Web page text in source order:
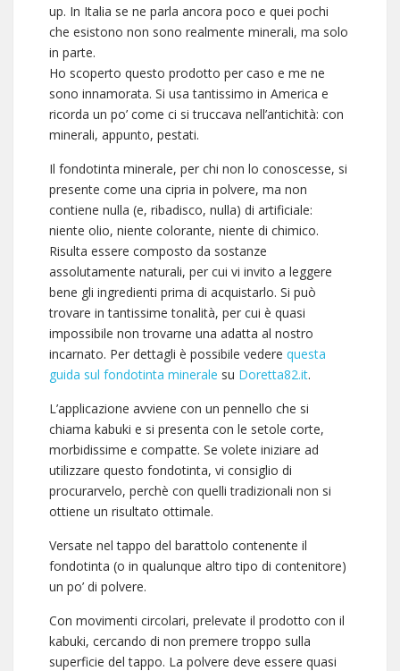
up. In Italia se ne parla ancora poco e quei pochi
che esistono non sono realmente minerali, ma solo
in parte.
Ho scoperto questo prodotto per caso e me ne
sono innamorata. Si usa tantissimo in America e
ricorda un po’ come ci si truccava nell’antichità: con
minerali, appunto, pestati.
Il fondotinta minerale, per chi non lo conoscesse, si
presente come una cipria in polvere, ma non
contiene nulla (e, ribadisco, nulla) di artificiale:
niente olio, niente colorante, niente di chimico.
Risulta essere composto da sostanze
assolutamente naturali, per cui vi invito a leggere
bene gli ingredienti prima di acquistarlo. Si può
trovare in tantissime tonalità, per cui è quasi
impossibile non trovarne una adatta al nostro
incarnato. Per dettagli è possibile vedere questa
guida sul fondotinta minerale su Doretta82.it.
L’applicazione avviene con un pennello che si
chiama kabuki e si presenta con le setole corte,
morbidissime e compatte. Se volete iniziare ad
utilizzare questo fondotinta, vi consiglio di
procurarvelo, perchè con quelli tradizionali non si
ottiene un risultato ottimale.
Versate nel tappo del barattolo contenente il
fondotinta (o in qualunque altro tipo di contenitore)
un po’ di polvere.
Con movimenti circolari, prelevate il prodotto con il
kabuki, cercando di non premere troppo sulla
superficie del tappo. La polvere deve essere quasi